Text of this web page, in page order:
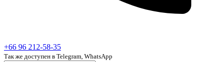
+66 96 212-58-35
Так же доступен в Telegram, WhatsApp